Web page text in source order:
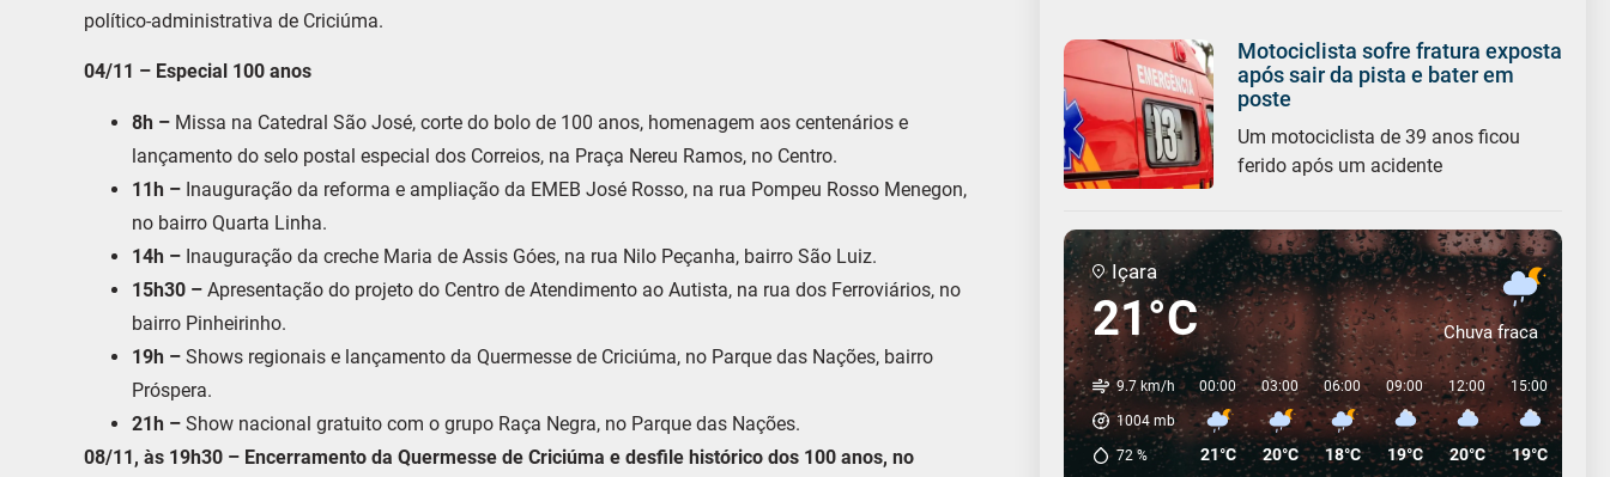
político-administrativa de Criciúma.
04/11 – Especial 100 anos
8h – Missa na Catedral São José, corte do bolo de 100 anos, homenagem aos centenários e
lançamento do selo postal especial dos Correios, na Praça Nereu Ramos, no Centro.
11h – Inauguração da reforma e ampliação da EMEB José Rosso, na rua Pompeu Rosso Menegon,
no bairro Quarta Linha.
14h – Inauguração da creche Maria de Assis Góes, na rua Nilo Peçanha, bairro São Luiz.
15h30 – Apresentação do projeto do Centro de Atendimento ao Autista, na rua dos Ferroviários, no
bairro Pinheirinho.
19h – Shows regionais e lançamento da Quermesse de Criciúma, no Parque das Nações, bairro
Próspera.
21h – Show nacional gratuito com o grupo Raça Negra, no Parque das Nações.
08/11, às 19h30 – Encerramento da Quermesse de Criciúma e desfile histórico dos 100 anos, no
Motociclista sofre fratura exposta
após sair da pista e bater em
poste
Um motociclista de 39 anos ficou
ferido após um acidente
Içara
21°C Chuva fraca
9.7 km/h
1004mb
72 %
00:00
21°C
03:00
20°C
06:00
18°C
09:00
19°C
12:00
20°C
15:00
19°C